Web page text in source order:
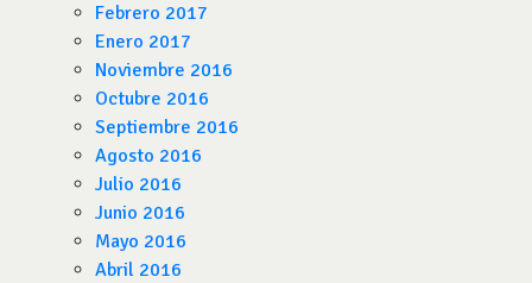
Febrero 2017
Enero 2017
Noviembre 2016
Octubre 2016
Septiembre 2016
Agosto 2016
Julio 2016
Junio 2016
Mayo 2016
Abril 2016